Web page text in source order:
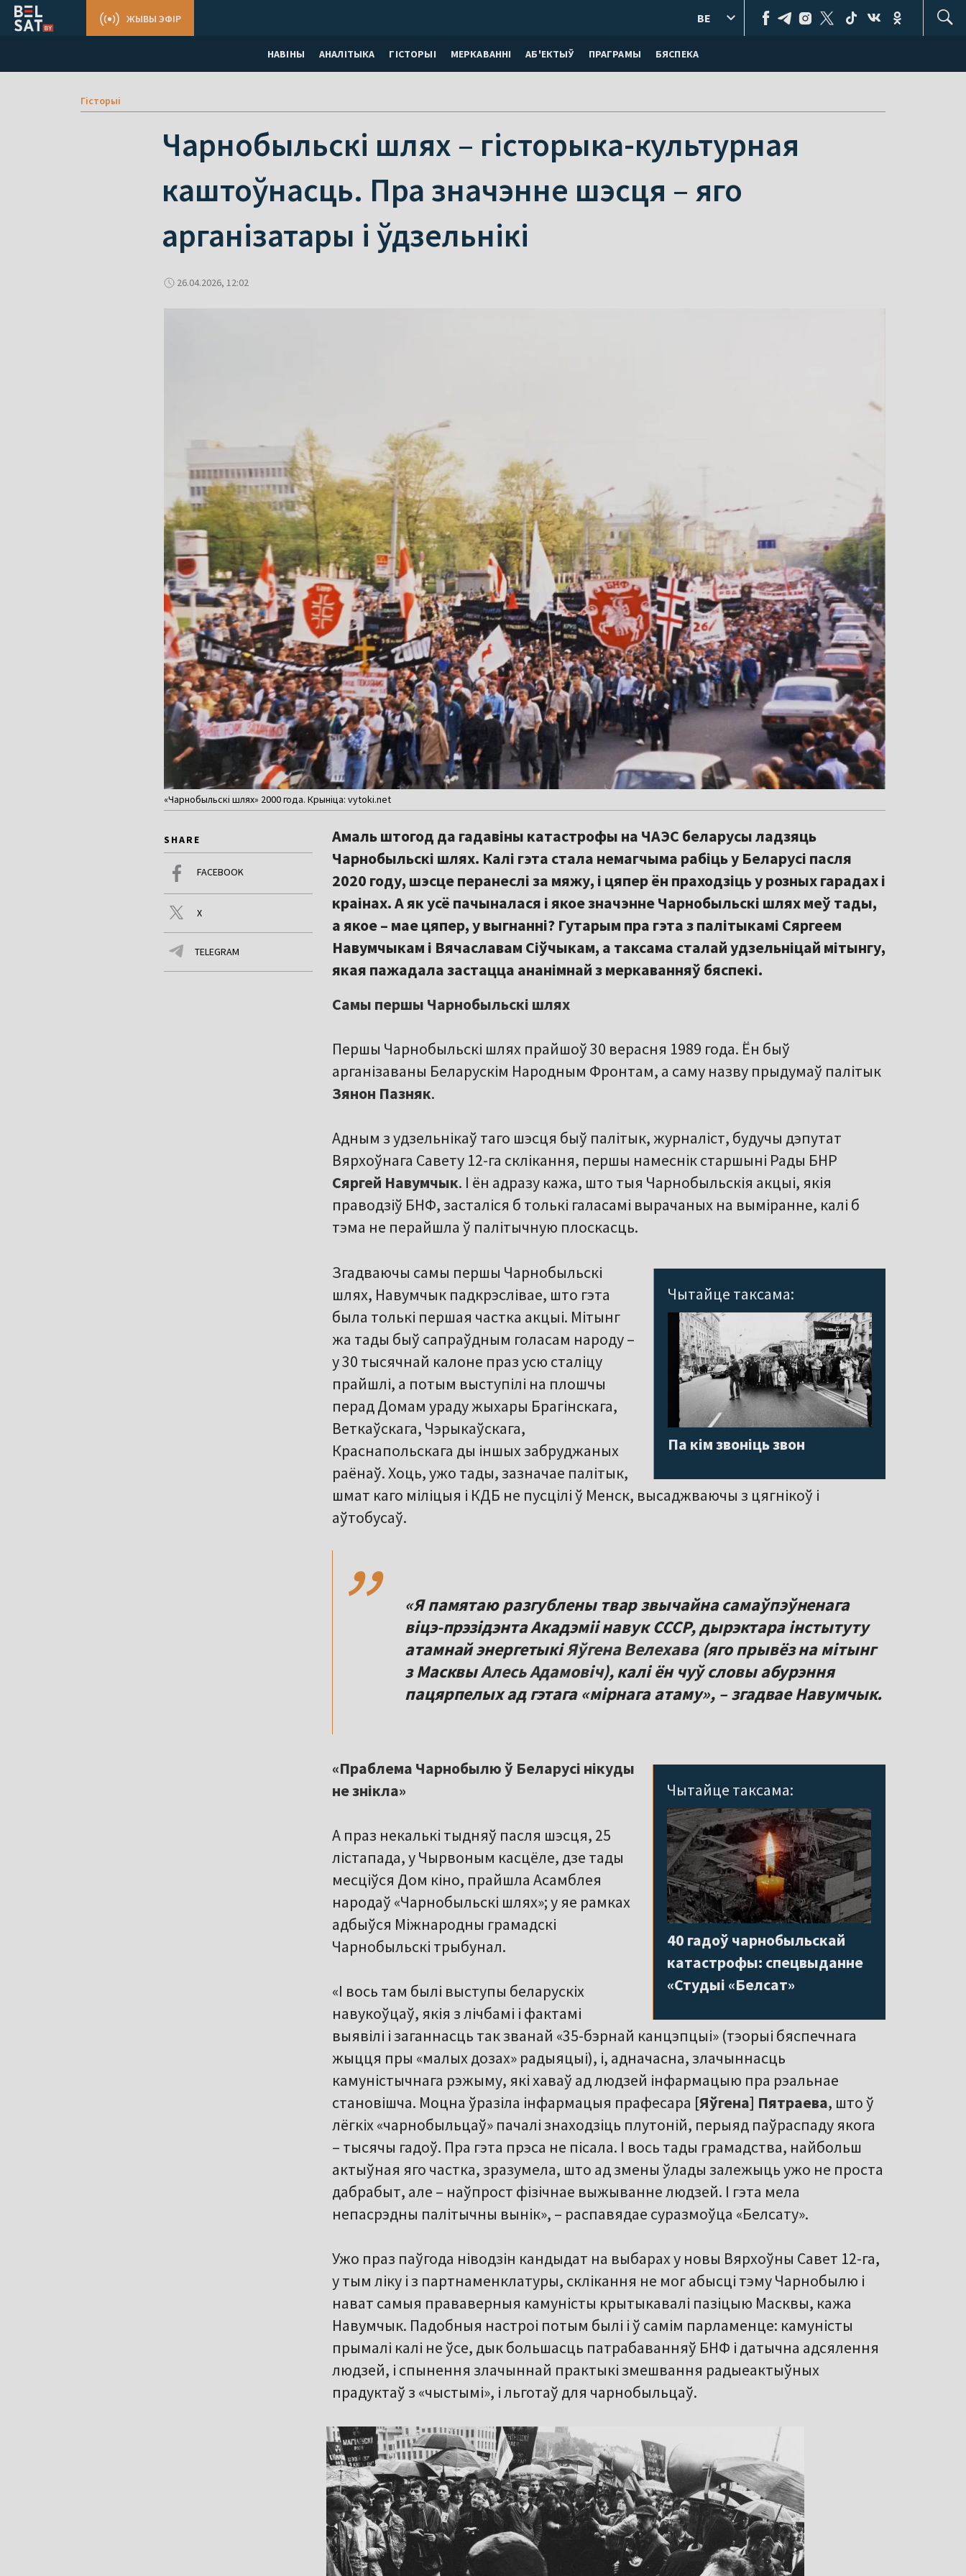
НАВІНЫ АНАЛІТЫКА ГІСТОРЫІ МЕРКАВАННI АБ'ЕКТЫЎ ПРАГРАМЫ БЯСПЕКА
ЖЫВЫ ЭФІР BE
Гісторыі
Чарнобыльскі шлях – гісторыка-культурная
каштоўнасць. Пра значэнне шэсця – яго
арганізатары і ўдзельнікі
26.04.2026, 12:02
«Чарнобыльскі шлях» 2000 года. Крыніца: vytoki.net
SHARE
FACEBOOK
X
TELEGRAM
Амаль штогод да гадавіны катастрофы на ЧАЭС беларусы ладзяць
Чарнобыльскі шлях. Калі гэта стала немагчыма рабіць у Беларусі пасля
2020 году, шэсце перанеслі за мяжу, і цяпер ён праходзіць у розных гарадах і
краінах. А як усё пачыналася і якое значэнне Чарнобыльскі шлях меў тады,
а якое – мае цяпер, у выгнанні? Гутарым пра гэта з палітыкамі Сяргеем
Навумчыкам і Вячаславам Сіўчыкам, а таксама сталай удзельніцай мітынгу,
якая пажадала застацца ананімнай з меркаванняў бяспекі.
Самы першы Чарнобыльскі шлях
Першы Чарнобыльскі шлях прайшоў 30 верасня 1989 года. Ён быў
арганізаваны Беларускім Народным Фронтам, а саму назву прыдумаў палітык
Зянон Пазняк.
Адным з удзельнікаў таго шэсця быў палітык, журналіст, будучы дэпутат
Вярхоўнага Савету 12-га склікання, першы намеснік старшыні Рады БНР
Сяргей Навумчык. І ён адразу кажа, што тыя Чарнобыльскія акцыі, якія
праводзіў БНФ, засталіся б толькі галасамі вырачаных на выміранне, калі б
тэма не перайшла ў палітычную плоскасць.
Чытайце таксама:
Па кім звоніць звон
Згадваючы самы першы Чарнобыльскі
шлях, Навумчык падкрэслівае, што гэта
была толькі першая частка акцыі. Мітынг
жа тады быў сапраўдным голасам народу –
у 30 тысячнай калоне праз усю сталіцу
прайшлі, а потым выступілі на плошчы
перад Домам ураду жыхары Брагінскага,
Веткаўскага, Чэрыкаўскага,
Краснапольскага ды іншых забруджаных
раёнаў. Хоць, ужо тады, зазначае палітык,
шмат каго міліцыя і КДБ не пусцілі ў Менск, высаджваючы з цягнікоў і
аўтобусаў.
,,
«Я памятаю разгублены твар звычайна самаўпэўненага
віцэ-прэзідэнта Акадэміі навук СССР, дырэктара інстытуту
атамнай энергетыкіЯўгена Велехава(яго прывёз на мітынг
з МасквыАлесь Адамовіч), калі ён чуў словы абурэння
пацярпелых ад гэтага «мірнага атаму», – згадвае Навумчык.
Чытайце таксама:
40 гадоў чарнобыльскай
катастрофы: спецвыданне
«Студыі «Белсат»
«Праблема Чарнобылю ў Беларусі нікуды
не знікла»
А праз некалькі тыдняў пасля шэсця, 25
лістапада, у Чырвоным касцёле, дзе тады
месціўся Дом кіно, прайшла Асамблея
народаў «Чарнобыльскі шлях»; у яе рамках
адбыўся Міжнародны грамадскі
Чарнобыльскі трыбунал.
«І вось там былі выступы беларускіх
навукоўцаў, якія з лічбамі і фактамі
выявілі і заганнасць так званай «35-бэрнай канцэпцыі» (тэорыі бяспечнага
жыцця пры «малых дозах» радыяцыі), і, адначасна, злачыннасць
камуністычнага рэжыму, які хаваў ад людзей інфармацыю пра рэальнае
становішча. Моцна ўразіла інфармацыя прафесара [Яўгена] Пятраева, што ў
лёгкіх «чарнобыльцаў» пачалі знаходзіць плутоній, перыяд паўраспаду якога
– тысячы гадоў. Пра гэта прэса не пісала. І вось тады грамадства, найбольш
актыўная яго частка, зразумела, што ад змены ўлады залежыць ужо не проста
дабрабыт, але – наўпрост фізічнае выжыванне людзей. І гэта мела
непасрэдны палітычны вынік», – распавядае суразмоўца «Белсату».
Ужо праз паўгода ніводзін кандыдат на выбарах у новы Вярхоўны Савет 12-га,
у тым ліку і з партнаменклатуры, склікання не мог абысці тэму Чарнобылю і
нават самыя прававерныя камуністы крытыкавалі пазіцыю Масквы, кажа
Навумчык. Падобныя настроі потым былі і ў самім парламенце: камуністы
прымалі калі не ўсе, дык большасць патрабаванняў БНФ і датычна адсялення
людзей, і спынення злачыннай практыкі змешвання радыеактыўных
прадуктаў з «чыстымі», і льготаў для чарнобыльцаў.